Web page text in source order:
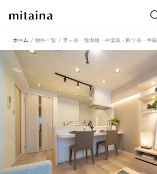
ホーム 物件一覧 市ヶ谷・飯田橋・神楽坂・四ツ谷・半